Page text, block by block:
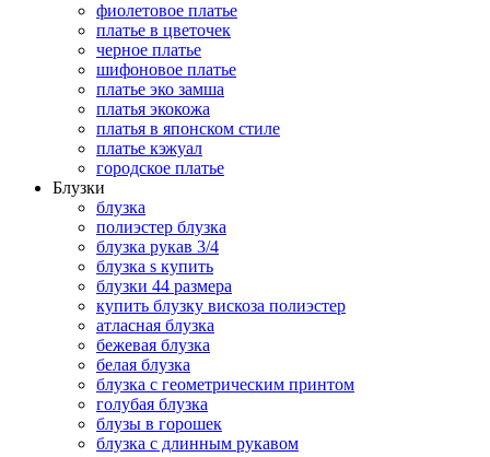
фиолетовое платье
платье в цветочек
черное платье
шифоновое платье
платье эко замша
платья экокожа
платья в японском стиле
платье кэжуал
городское платье
Блузки
блузка
полиэстер блузка
блузка рукав 3/4
блузка s купить
блузки 44 размера
купить блузку вискоза полиэстер
атласная блузка
бежевая блузка
белая блузка
блузка с геометрическим принтом
голубая блузка
блузы в горошек
блузка с длинным рукавом